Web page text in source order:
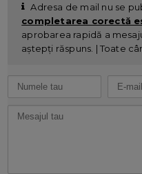
Adresa de mail nu se
completarea corectă
aprobarea rapidă a
aștepți răspuns. | Toate